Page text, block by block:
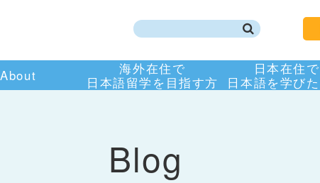
About
海外在住で
日本語留学を目指す方
日本在住で
日本語を学び
Blog